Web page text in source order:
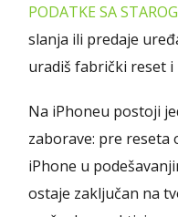
PODATKE SA
slanja ili predaje
uradiš fabrički reset i
Na iPhoneu postoji
zaborave: pre reseta
iPhone u
ostaje zaključan na